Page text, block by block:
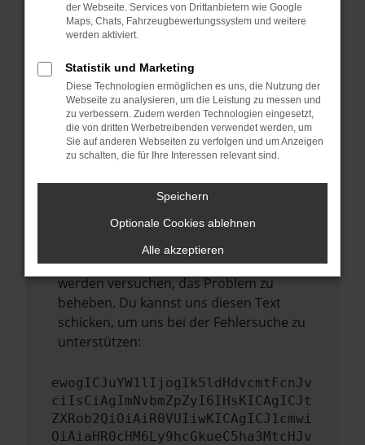
Starte dein Gerät neu.
Das kann manchmal helfen,
Stelle sicher, dass dein Browser und dein
Betriebssystem auf dem neuesten Stand
sind.
Veraltete Software birgt nicht nur ein
Sicherheitsrisiko, sondern kann auch dazu
führen, dass bestimmte Funktionen nicht
mehr unterstützt werden.
Wende dich an den Webseitenbetreiber.
Wenn du alle oben genannten Schritte
versucht hast, kontaktiere uns bitte. Wir
werden versuchen, das Problem zu
beheben. Du kannst uns diesen Text
schicken, um uns bei der Fehlersuche zu
unterstützen:
ewogICJuYW1lIjogIk5ldHdvcmtFcnJv
ciIsCiAgImNvbmZpZyI6IHsKICAgICJt
ZXRob2QiOiAiR0VUIiwKICAgICJ1cmwi
OiAiaHR0cHM6Ly9hcGkueC5ha3MtcHJv
der Webseite. Services von Drittanbietern wie Google
Maps, Chats, Fahrzeugbewertungssystem und weitere
werden aktiviert.
Statistik und Marketing
Diese Technologien ermöglichen es uns, die Nutzung der
Webseite zu analysieren, um die Leistung zu messen und
zu verbessern. Zudem werden Technologien eingesetzt,
die von dritten Werbetreibenden verwendet werden, um
Sie auf anderen Webseiten zu verfolgen und um Anzeigen
zu schalten, die für Ihre Interessen relevant sind.
Speichern
Optionale Cookies ablehnen
Alle akzeptieren